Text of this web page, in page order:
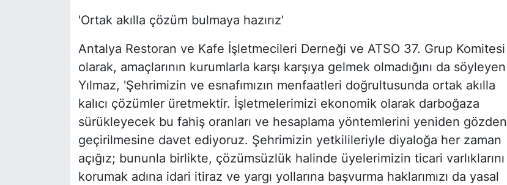
'Ortak akılla çözüm bulmaya hazırız'
Antalya Restoran ve Kafe İşletmecileri Derneği ve ATSO 37. Grup Komitesi
olarak, amaçlarının kurumlarla karşı karşıya gelmek olmadığını da söyleyen
Yılmaz, 'Şehrimizin ve esnafımızın menfaatleri doğrultusunda ortak akılla
kalıcı çözümler üretmektir. İşletmelerimizi ekonomik olarak darboğaza
sürükleyecek bu fahiş oranları ve hesaplama yöntemlerini yeniden gözden
geçirilmesine davet ediyoruz. Şehrimizin yetkilileriyle diyaloğa her zaman
açığız; bununla birlikte, çözümsüzlük halinde üyelerimizin ticari varlıklarını
korumak adına idari itiraz ve yargı yollarına başvurma haklarımızı da yasal